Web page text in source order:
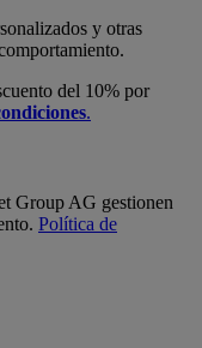
y otras
del 10% por
.
Group AG gestionen
Política de